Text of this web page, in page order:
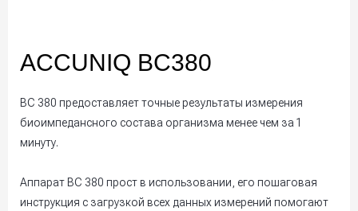
ACCUNIQ BC380
BC 380 предоставляет точные результаты измерения
биоимпедансного состава организма менее чем за 1
минуту.
Аппарат BC 380 прост в использовании, его пошаговая
инструкция с загрузкой всех данных измерений помогают